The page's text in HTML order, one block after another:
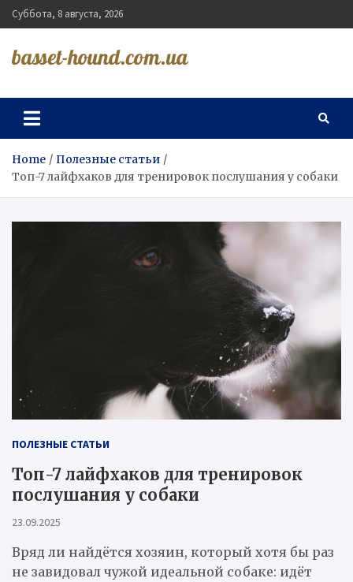
Skip
to
Суббота, 8 августа, 2026
basset-hound.com.ua
Home
Полезные статьи
Топ-7 лайфхаков для тренировок послушания у собаки
ПОЛЕЗНЫЕ СТАТЬИ
Топ-7 лайфхаков для тренировок
послушания у собаки
23.09.2025
Вряд ли найдётся хозяин, который хотя бы раз
не завидовал чужой идеальной собаке: идёт